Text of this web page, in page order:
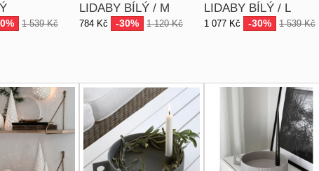
1 539 Kč
LIDABY BÍLÝ / M
784 Kč -30% 1 120 Kč
LIDABY BÍLÝ / L
1 077 Kč -30% 1 539 Kč